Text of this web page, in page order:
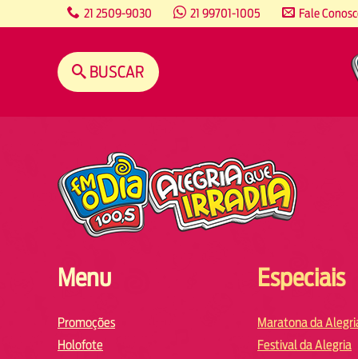
21 2509-9030 21 99701-1005 Fale
BUSCAR
Menu
Promoções
Holofote
Especiais
Maratona da
Festival da Alegria